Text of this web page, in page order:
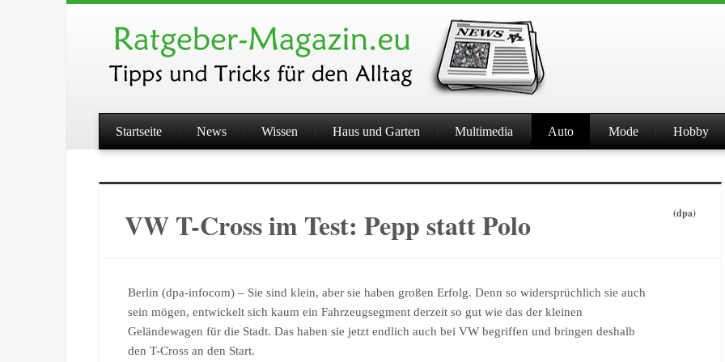
Startseite News Wissen Haus und Garten Multimedia Auto Mode Hobby
VW T-Cross im Test: Pepp statt Polo (dpa)
Berlin (dpa-infocom) – Sie sind klein, aber sie haben großen Erfolg. Denn so widersprüchlich sie auch
sein mögen, entwickelt sich kaum ein Fahrzeugsegment derzeit so gut wie das der kleinen
Geländewagen für die Stadt. Das haben sie jetzt endlich auch bei VW begriffen und bringen deshalb
den T-Cross an den Start.